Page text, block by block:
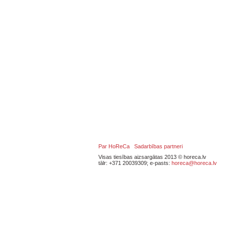
Par HoReCa
Sadarbības partneri
Visas tiesības aizsargātas 2013 © horeca.lv
tālr: +371 20039309; e-pasts: horeca@horeca.lv